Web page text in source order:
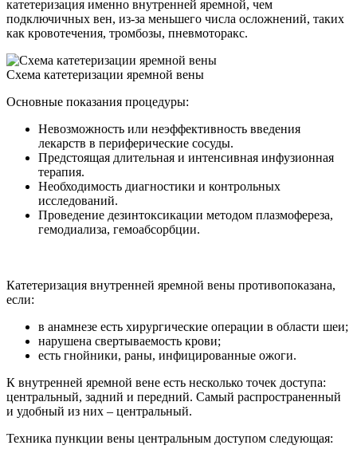
катетеризация именно внутренней яремной, чем
подключичных вен, из-за меньшего числа осложнений, таких
как кровотечения, тромбозы, пневмоторакс.
Схема катетеризации яремной вены
Основные показания процедуры:
Невозможность или неэффективность введения
лекарств в периферические сосуды.
Предстоящая длительная и интенсивная инфузионная
терапия.
Необходимость диагностики и контрольных
исследований.
Проведение дезинтоксикации методом плазмофереза,
гемодиализа, гемоабсорбции.
Катетеризация внутренней яремной вены противопоказана,
если:
в анамнезе есть хирургические операции в области шеи;
нарушена свертываемость крови;
есть гнойники, раны, инфицированные ожоги.
К внутренней яремной вене есть несколько точек доступа:
центральный, задний и передний. Самый распространенный
и удобный из них – центральный.
Техника пункции вены центральным доступом следующая: